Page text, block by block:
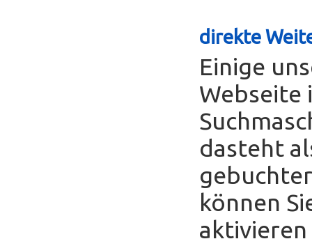
direkte
Einige
Webseite
dasteht
können
aktivieren